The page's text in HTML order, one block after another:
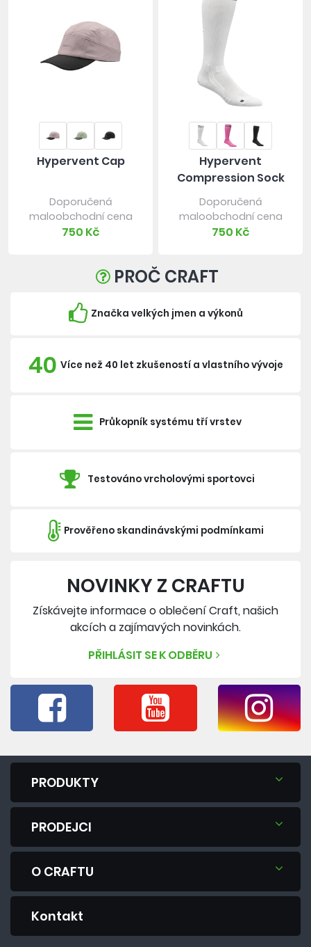
Hypervent Cap
Doporučená
maloobchodní cena
750 Kč
Hypervent
Compression Sock
Doporučená
maloobchodní cena
750 Kč
PROČ CRAFT
Značka velkých jmen a výkonů
40 Více než 40 let zkušeností a vlastního vývoje
Průkopník systému tří vrstev
Testováno vrcholovými sportovci
Prověřeno skandinávskými podmínkami
NOVINKY Z CRAFTU
Získávejte informace o oblečení Craft, našich
akcích a zajímavých novinkách.
PŘIHLÁSIT SE K ODBĚRU
PRODUKTY
PRODEJCI
O CRAFTU
Kontakt